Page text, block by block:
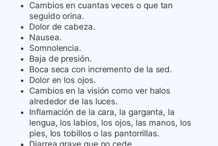
Cambios en cuantas veces o que tan
seguido orina.
Dolor de cabeza.
Nausea.
Somnolencia.
Baja de presión.
Boca seca con incremento de la sed.
Dolor en los ojos.
Cambios en la visión como ver halos
alrededor de las luces.
Inflamación de la cara, la garganta, la
lengua, los labios, los ojos, las manos, los
pies, los tobillos o las pantorrillas.